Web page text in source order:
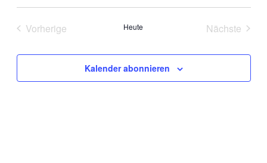
Vorherige
Heute
Nächste
Kalender abonnieren